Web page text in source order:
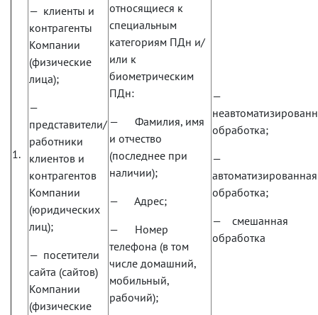
1.
— клиенты и
контрагенты
Компании
(физические
лица);
—
представители/
работники
клиентов и
контрагентов
Компании
(юридических
лиц);
— посетители
сайта (сайтов)
Компании
(физические
относящиеся к
специальным
категориям ПДн и/
или к
биометрическим
ПДн:
— Фамилия, имя
и отчество
(последнее при
наличии);
— Адрес;
— Номер
телефона (в том
числе домашний,
мобильный,
рабочий);
—
обработка;
—
автоматизированная
обработка;
— смешанная
обработка